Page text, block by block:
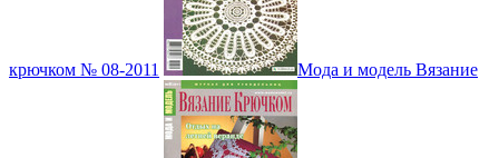
крючком № 08-2011 Мода и модель Вязание